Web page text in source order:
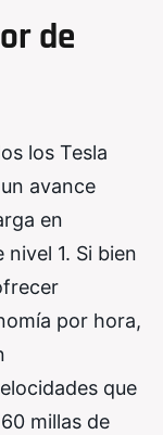
de
los Tesla
avance
en
1. Si bien
por hora,
que
millas de